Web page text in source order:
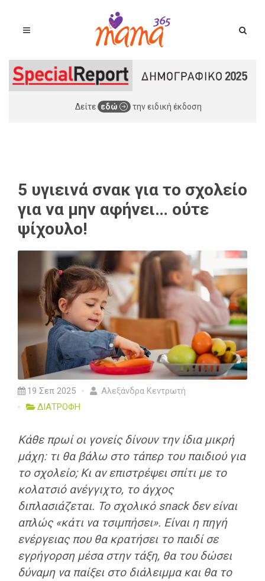
Δείτε εδώ την ειδική έκδοση
5 υγιεινά σνακ για το σχολείο
για να μην αφήνει… ούτε
ψίχουλο!
19 Σεπ 2025
Αλεξάνδρα Κεντρωτή
ΔΙΑΤΡΟΦΗ
Κάθε πρωί οι γονείς δίνουν την ίδια μικρή
μάχη: τι θα βάλω στο τάπερ του παιδιού για
το σχολείο; Κι αν επιστρέψει σπίτι με το
κολατσιό ανέγγιχτο, το άγχος
διπλασιάζεται. Το σχολικό snack δεν είναι
απλώς «κάτι να τσιμπήσει». Είναι η πηγή
ενέργειας που θα κρατήσει το παιδί σε
εγρήγορση μέσα στην τάξη, θα του δώσει
δύναμη να παίξει στο διάλειμμα και θα το